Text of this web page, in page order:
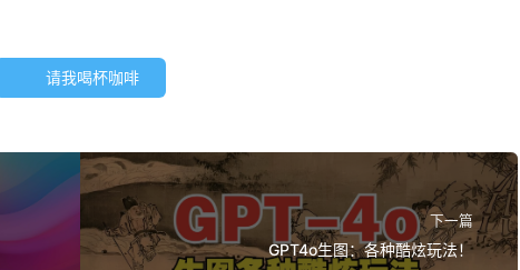
请我喝杯咖啡
下一篇
GPT4o生图：各种酷炫玩法！